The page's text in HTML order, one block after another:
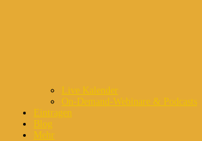
Live Kalender
On-Demand-Webinare & Podcasts
Eintragen
Blog
Mehr